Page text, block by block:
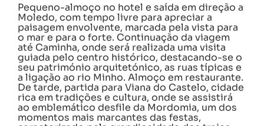
Pequeno-almoço no hotel e saída em direção a
Moledo, com tempo livre para apreciar a
paisagem envolvente, marcada pela vista para
o mar e para o forte. Continuação da viagem
até Caminha, onde será realizada uma visita
guiada pelo centro histórico, destacando-se o
seu património arquitetónico, as ruas típicas e
a ligação ao rio Minho. Almoço em restaurante.
De tarde, partida para Viana do Castelo, cidade
rica em tradições e cultura, onde se assistirá
ao emblemático desfile da Mordomia, um dos
momentos mais marcantes das festas,